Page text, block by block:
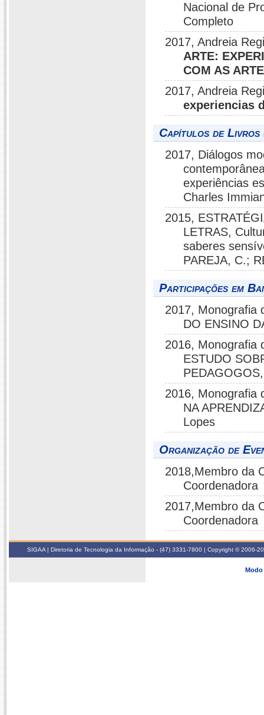
Nacional de
Completo
2017, Andreia
ARTE:
COM AS
2017, Andreia
experiencias
Capítulos de Livros
2017, Diálogos
experiências
Charles
2015,
LETRAS,
saberes
PAREJA, C.;
Participações em
2017, Monografia
DO ENSINO
2016, Monografia
ESTUDO
2016, Monografia
NA
Lopes
Organização de
2018,Membro da
Coordenadora
2017,Membro da
Coordenadora
SIGAA | Diretoria de Tecnologia da Informação - (47) 3331-7800 | Copyright © 2006-
Modo